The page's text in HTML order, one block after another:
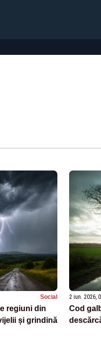
Social
regiuni din
și grindină
2 iun. 2026,
Cod